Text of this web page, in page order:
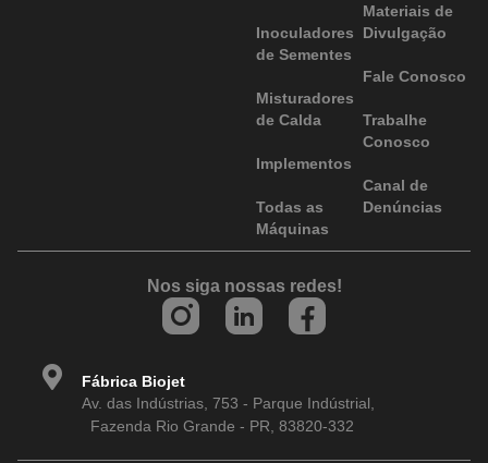
Inoculadores
de Sementes
Misturadores
de Calda
Implementos
Todas as
Máquinas
Materiais de
Divulgação
Fale Conosco
Trabalhe
Conosco
Canal de
Denúncias
Nos siga nossas redes!
Fábrica Biojet
Av. das Indústrias, 753 - Parque Indústrial,
Fazenda Rio Grande - PR, 83820-332